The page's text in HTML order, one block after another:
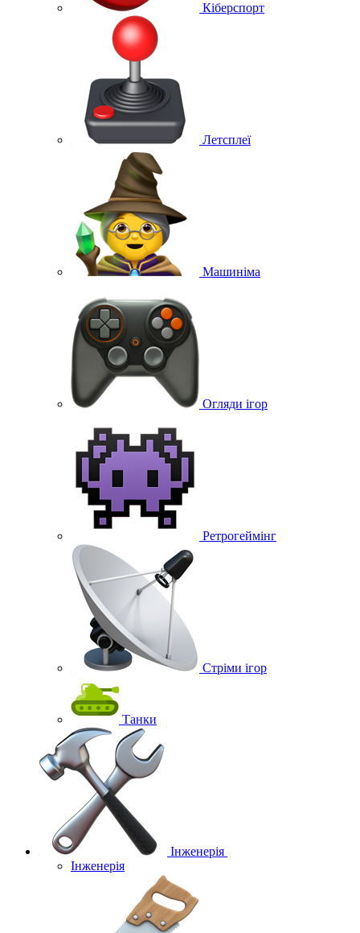
Кіберспорт
Летсплеї
Машиніма
Огляди ігор
Ретрогеймінг
Стріми ігор
Танки
Інженерія
Інженерія